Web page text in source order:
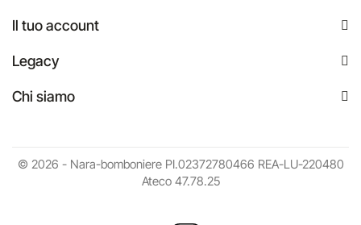
Il tuo account
Legacy
Chi siamo
© 2026 - Nara-bomboniere PI.02372780466 REA-LU-220480
Ateco 47.78.25